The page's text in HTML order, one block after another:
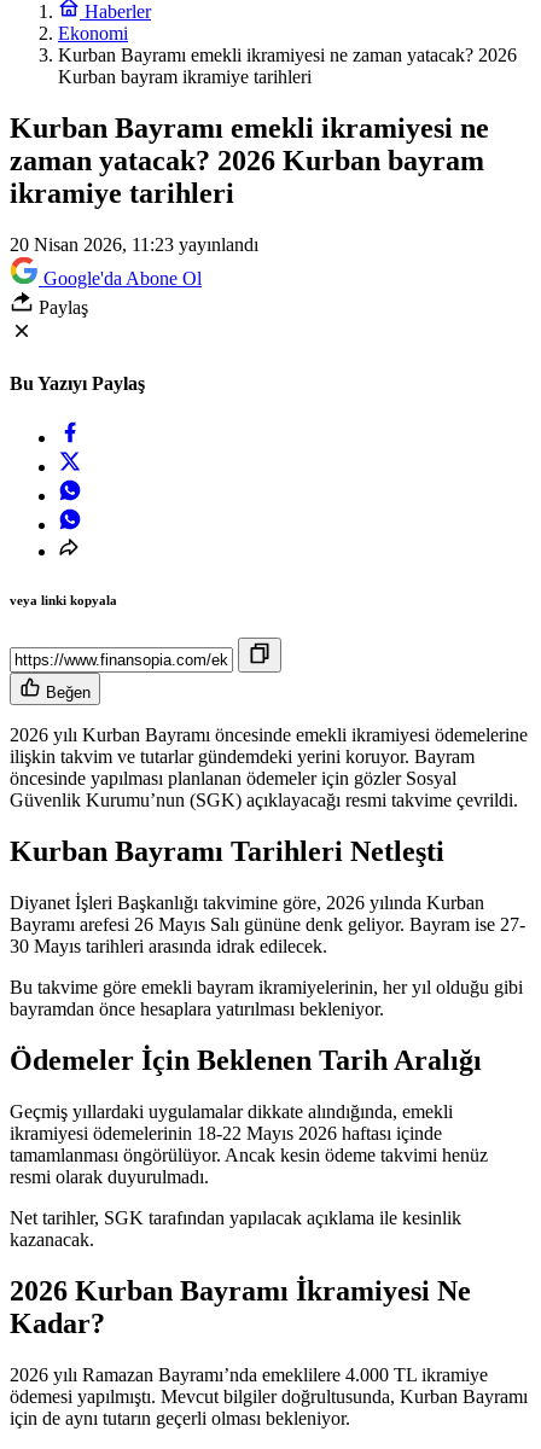
Haberler
Ekonomi
Kurban Bayramı emekli ikramiyesi ne zaman yatacak? 2026
Kurban bayram ikramiye tarihleri
Kurban Bayramı emekli ikramiyesi ne
zaman yatacak? 2026 Kurban bayram
ikramiye tarihleri
20 Nisan 2026, 11:23 yayınlandı
Google'da Abone Ol
Paylaş
Bu Yazıyı Paylaş
veya linki kopyala
Beğen
2026 yılı Kurban Bayramı öncesinde emekli ikramiyesi ödemelerine
ilişkin takvim ve tutarlar gündemdeki yerini koruyor. Bayram
öncesinde yapılması planlanan ödemeler için gözler Sosyal
Güvenlik Kurumu’nun (SGK) açıklayacağı resmi takvime çevrildi.
Kurban Bayramı Tarihleri Netleşti
Diyanet İşleri Başkanlığı takvimine göre, 2026 yılında Kurban
Bayramı arefesi 26 Mayıs Salı gününe denk geliyor. Bayram ise 27-
30 Mayıs tarihleri arasında idrak edilecek.
Bu takvime göre emekli bayram ikramiyelerinin, her yıl olduğu gibi
bayramdan önce hesaplara yatırılması bekleniyor.
Ödemeler İçin Beklenen Tarih Aralığı
Geçmiş yıllardaki uygulamalar dikkate alındığında, emekli
ikramiyesi ödemelerinin 18-22 Mayıs 2026 haftası içinde
tamamlanması öngörülüyor. Ancak kesin ödeme takvimi henüz
resmi olarak duyurulmadı.
Net tarihler, SGK tarafından yapılacak açıklama ile kesinlik
kazanacak.
2026 Kurban Bayramı İkramiyesi Ne
Kadar?
2026 yılı Ramazan Bayramı’nda emeklilere 4.000 TL ikramiye
ödemesi yapılmıştı. Mevcut bilgiler doğrultusunda, Kurban Bayramı
için de aynı tutarın geçerli olması bekleniyor.